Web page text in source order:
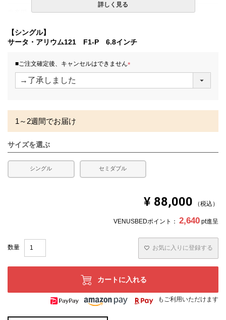
日本
備考
※一部地域にて配達日指定が出来ない場合がございます。
場合があります。
※できる限り実際の色を再現するよう心がけております
が、閲覧環境により誤差がでる場合がございますのでご了
詳しく見る
【シングル】
サータ・アリウム121 F1-P 6.8インチ
■ご注文確定後、キャンセルはできません
(
1～2週間でお届け
サイズを選ぶ
シングル セミダブル
¥ 88,000 税込
VENUSBEDポイント： 2,640 pt進呈
お気に入りに登録する
カートに入れる
もご利用いただけます